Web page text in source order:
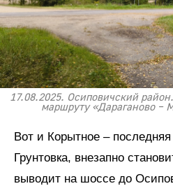
17.08.2025. Осиповичский
маршруту «Дараганово –
Вот и Корытное –
Грунтовка, внезапно
выводит на шоссе до